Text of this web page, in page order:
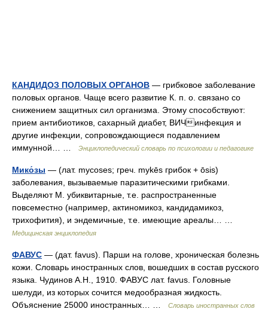
КАНДИДОЗ ПОЛОВЫХ ОРГАНОВ — грибковое заболевание
половых органов. Чаще всего развитие К. п. о. связано со
снижением защитных сил организма. Этому способствуют:
прием антибиотиков, сахарный диабет, ВИЧинфекция и
другие инфекции, сопровождающиеся подавлением
иммунной… …
Энциклопедический словарь по психологии и педагогике
Мико́зы — (лат. mycoses; греч. mykēs грибок + ōsis)
заболевания, вызываемые паразитическими грибками.
Выделяют М. убиквитарные, т.е. распространенные
повсеместно (например, актиномикоз, кандидамикоз,
трихофития), и эндемичные, т.е. имеющие ареалы… …
Медицинская энциклопедия
ФАВУС — (дат. favus). Парши на голове, хроническая болезнь
кожи. Словарь иностранных слов, вошедших в состав русского
языка. Чудинов А.Н., 1910. ФАВУС лат. favus. Головные
шелуди, из которых сочится медообразная жидкость.
Объяснение 25000 иностранных… …
Словарь иностранных слов